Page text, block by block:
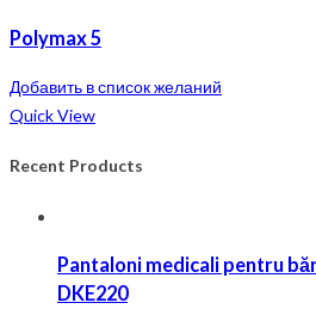
Polymax 5
Добавить в список желаний
Quick View
Recent Products
Pantaloni medicali pentru
DKE220